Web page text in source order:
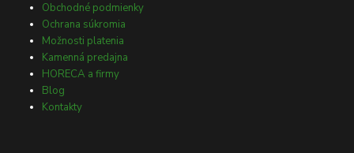
Obchodné podmienky
Ochrana súkromia
Možnosti platenia
Kamenná predajna
HORECA a firmy
Blog
Kontakty